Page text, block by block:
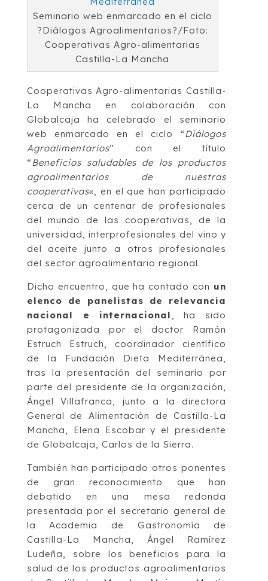
Seminario web enmarcado en el ciclo
?Diálogos Agroalimentarios?/Foto:
Cooperativas Agro-alimentarias
Castilla-La Mancha
Cooperativas Agro-alimentarias Castilla-
La Mancha en colaboración con
Globalcaja ha celebrado el seminario
web enmarcado en el ciclo “Diálogos
Agroalimentarios” con el título
“Beneficios saludables de los productos
agroalimentarios de nuestras
cooperativas«, en el que han participado
cerca de un centenar de profesionales
del mundo de las cooperativas, de la
universidad, interprofesionales del vino y
del aceite junto a otros profesionales
del sector agroalimentario regional.
Dicho encuentro, que ha contado con un
elenco de panelistas de relevancia
nacional e internacional , ha sido
protagonizada por el doctor Ramón
Estruch Estruch, coordinador científico
de la Fundación Dieta Mediterránea,
tras la presentación del seminario por
parte del presidente de la organización,
Ángel Villafranca, junto a la directora
General de Alimentación de Castilla-La
Mancha, Elena Escobar y el presidente
de Globalcaja, Carlos de la Sierra.
También han participado otros ponentes
de gran reconocimiento que han
debatido en una mesa redonda
presentada por el secretario general de
la Academia de Gastronomía de
Castilla-La Mancha, Ángel Ramírez
Ludeña, sobre los beneficios para la
salud de los productos agroalimentarios